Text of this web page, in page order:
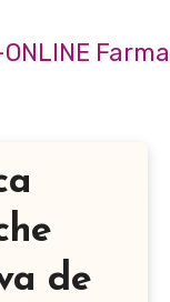
de